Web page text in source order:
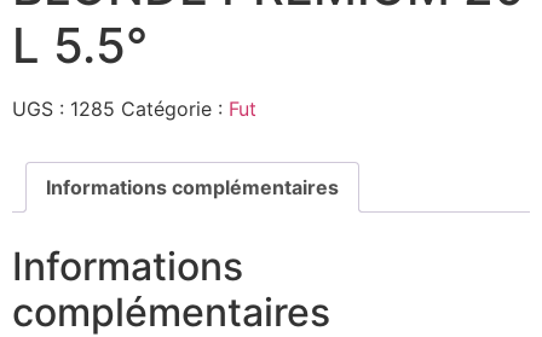
L 5.5°
UGS : 1285 Catégorie : Fut
Informations complémentaires
Informations
complémentaires